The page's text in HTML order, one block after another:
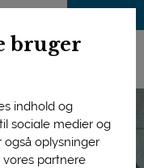
bruger
indhold og
sociale medier og
også oplysninger
partnere